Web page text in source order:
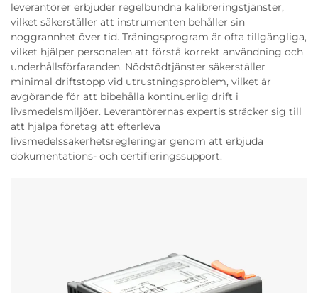
leverantörer erbjuder regelbundna kalibreringstjänster,
vilket säkerställer att instrumenten behåller sin
noggrannhet över tid. Träningsprogram är ofta tillgängliga,
vilket hjälper personalen att förstå korrekt användning och
underhållsförfaranden. Nödstödtjänster säkerställer
minimal driftstopp vid utrustningsproblem, vilket är
avgörande för att bibehålla kontinuerlig drift i
livsmedelsmiljöer. Leverantörernas expertis sträcker sig till
att hjälpa företag att efterleva
livsmedelssäkerhetsregleringar genom att erbjuda
dokumentations- och certifieringssupport.